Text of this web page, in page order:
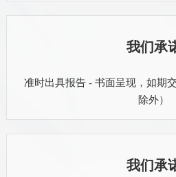
我们承
准时出具报告 - 书面呈现，如期
除外）
我们承